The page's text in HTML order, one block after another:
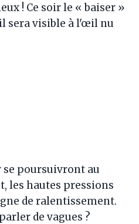
! Ce soir le « baiser »
sera visible à l'œil nu
se poursuivront au
les hautes pressions
de ralentissement.
de vagues ?